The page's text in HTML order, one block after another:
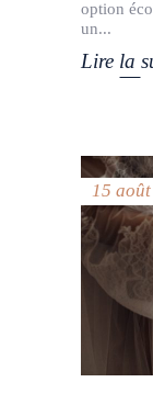
option
un
Lire la
15